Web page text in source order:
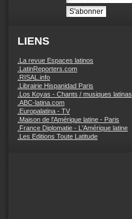
LIENS
.La revue Espaces latinos
.LatinReporters.com
.RISAL.info
.Librairie Hispanidad Paris
.Los Koyas - Chants / musiques latinas
.ABC-latina.com
.Europalatina - TV
.Maison de l'Amérique latine - Paris
.France Diplomatie - L'Amérique latine
.Les Editions Toute Latitude